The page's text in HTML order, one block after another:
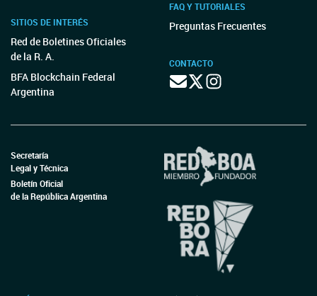
SITIOS DE INTERÉS
Red de Boletines Oficiales
de la R. A.
BFA Blockchain Federal
Argentina
FAQ Y TUTORIALES
Preguntas Frecuentes
CONTACTO
Secretaría
Legal y Técnica
Boletín Oficial
de la República Argentina